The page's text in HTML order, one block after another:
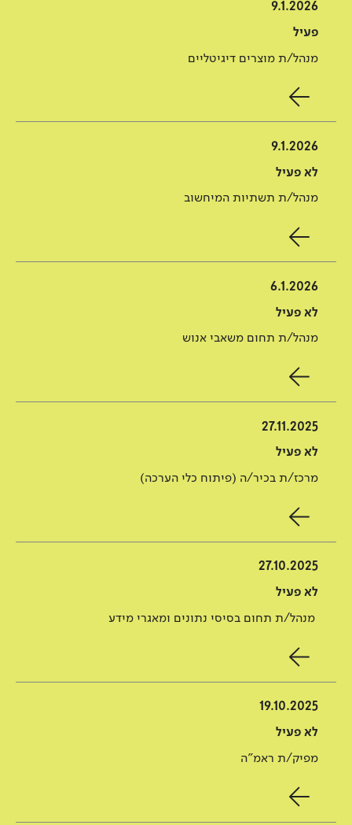
9.1.2026
פעיל
מנהל/ת מוצרים דיגיטליים
9.1.2026
לא פעיל
מנהל/ת תשתיות המיחשוב
6.1.2026
לא פעיל
מנהל/ת תחום משאבי אנוש
27.11.2025
לא פעיל
מרכז/ת בכיר/ה (פיתוח כלי הערכה)
27.10.2025
לא פעיל
מנהל/ת תחום בסיסי נתונים ומאגרי מידע
19.10.2025
לא פעיל
מפיק/ת ראמ"ה